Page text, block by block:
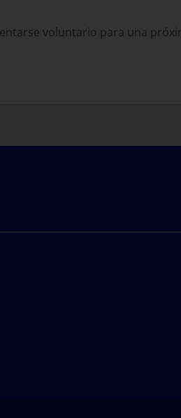
voluntario para una